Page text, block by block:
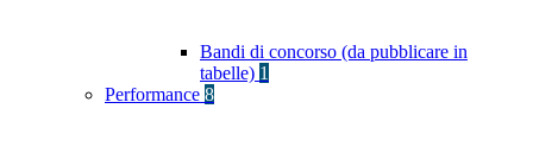
Bandi di concorso (da pubblicare in
tabelle) 1
Performance 8